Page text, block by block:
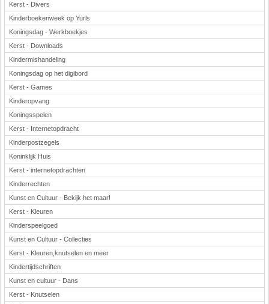
Kerst - Divers
Kinderboekenweek op Yurls
Koningsdag - Werkboekjes
Kerst - Downloads
Kindermishandeling
Koningsdag op het digibord
Kerst - Games
Kinderopvang
Koningsspelen
Kerst - Internetopdracht
Kinderpostzegels
Koninklijk Huis
Kerst - internetopdrachten
Kinderrechten
Kunst en Cultuur - Bekijk het maar!
Kerst - Kleuren
Kinderspeelgoed
Kunst en Cultuur - Collecties
Kerst - Kleuren,knutselen en meer
Kindertijdschriften
Kunst en cultuur - Dans
Kerst - Knutselen